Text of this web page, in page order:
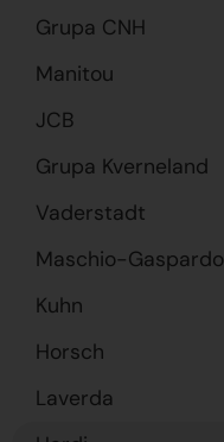
Grupa CNH
Manitou
JCB
Grupa Kverneland
Vaderstadt
Maschio-Gaspardo
Kuhn
Horsch
Laverda